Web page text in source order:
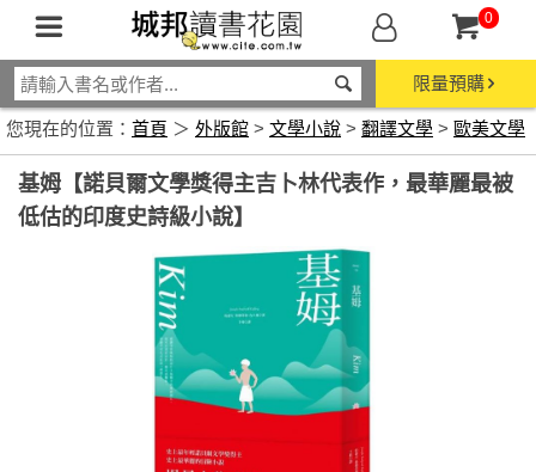
0
限量預購
您現在的位置： 首頁 ＞ 外版館 > 文學小說 > 翻譯文學 > 歐美文學
基姆【諾貝爾文學獎得主吉卜林代表作，最華麗最被
低估的印度史詩級小說】